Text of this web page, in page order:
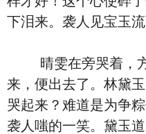
下泪来。袭人见宝玉
晴雯在旁哭着，方
来，便出去了。林黛
哭起来？难道是为争
袭人嗤的一笑。黛玉